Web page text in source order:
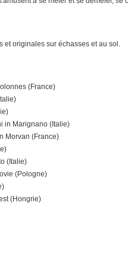
et originales sur échasses et au sol.
(France)
in Marignano (Italie)
Morvan (France)
(Italie)
(Pologne)
(Hongrie)